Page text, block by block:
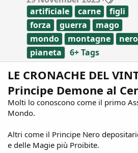
a
g
s
artificiale carne
figli
forza
guerra
mago
mondo
montagne
nero
pianeta
6+ Tags
LE CRONACHE DEL
Principe Demone al
Molti lo conoscono come il primo
Mondo.
Altri come il Principe Nero
e delle Magie più Proibite.